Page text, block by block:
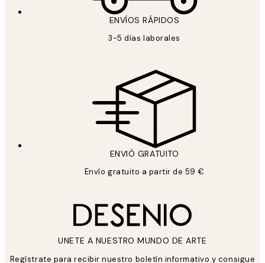
ENVÍOS RÁPIDOS
3-5 días laborales
ENVIÓ GRATUITO
Envío gratuito a partir de 59 €
UNETE A NUESTRO MUNDO DE ARTE
Regístrate para recibir nuestro boletín informativo y consigue